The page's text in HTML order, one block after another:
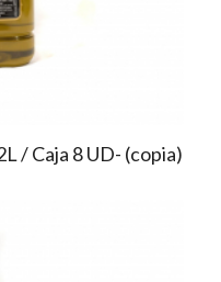
/ Caja 8 UD- (copia)